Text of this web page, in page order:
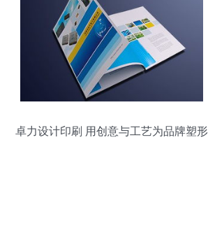
卓力设计印刷 用创意与工艺为品牌塑形